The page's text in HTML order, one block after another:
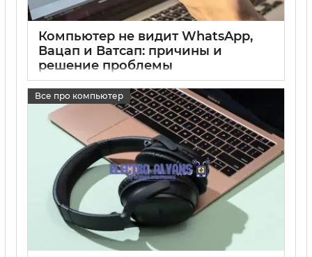
Компьютер не видит WhatsApp,
Вацап и Ватсап: причины и
решение проблемы
17 05 2025 0
Все про компьютер